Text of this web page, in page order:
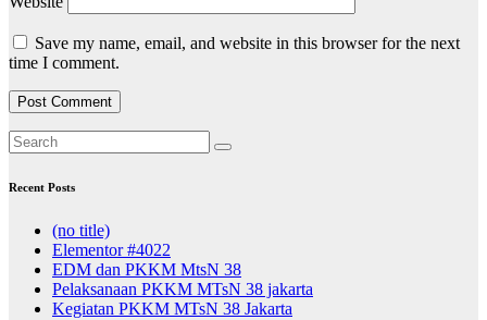
Save my name, email, and website in this browser for the next
time I comment.
Recent Posts
(no title)
Elementor #4022
EDM dan PKKM MtsN 38
Pelaksanaan PKKM MTsN 38 jakarta
Kegiatan PKKM MTsN 38 Jakarta